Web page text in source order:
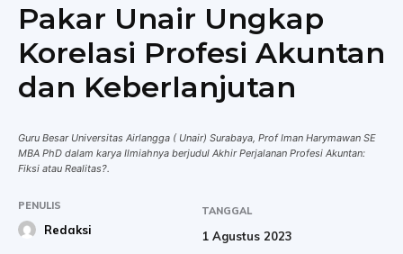
Pakar Unair Ungkap
Korelasi Profesi Akuntan
dan Keberlanjutan
Guru Besar Universitas Airlangga ( Unair) Surabaya, Prof Iman Harymawan SE
MBA PhD dalam karya Ilmiahnya berjudul Akhir Perjalanan Profesi Akuntan:
Fiksi atau Realitas?.
PENULIS
Redaksi
TANGGAL
1 Agustus 2023